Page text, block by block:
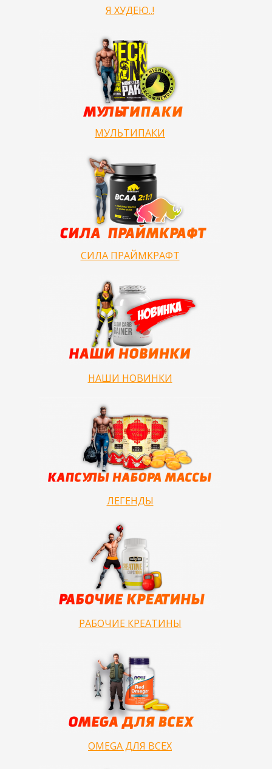
Я ХУДЕЮ..!
МУЛЬТИПАКИ
СИЛА ПРАЙМКРАФТ
НАШИ НОВИНКИ
ЛЕГЕНДЫ
РАБОЧИЕ КРЕАТИНЫ
OMEGA ДЛЯ ВСЕХ